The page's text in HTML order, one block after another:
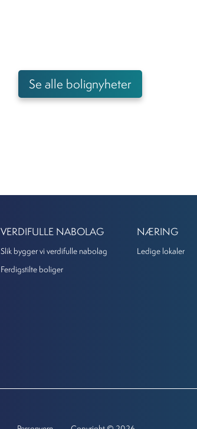
Se alle bolignyheter
VERDIFULLE NABOLAG
Slik bygger vi verdifulle nabolag
Ferdigstilte boliger
NÆRING
Ledige lokaler